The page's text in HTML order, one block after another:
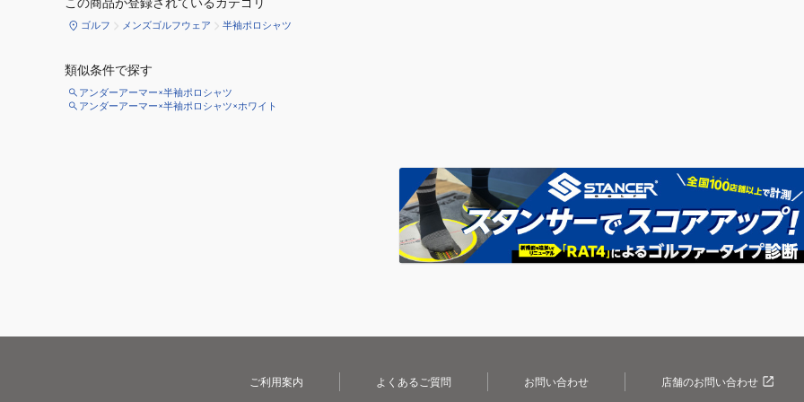
ゴルフ メンズゴルフウェア 半袖ポロシャツ
類似条件で探す
アンダーアーマー×半袖ポロシャツ
アンダーアーマー×半袖ポロシャツ×ホワイト
ご利用案内 よくあるご質問 お問い合わせ 店舗のお問い合わせ